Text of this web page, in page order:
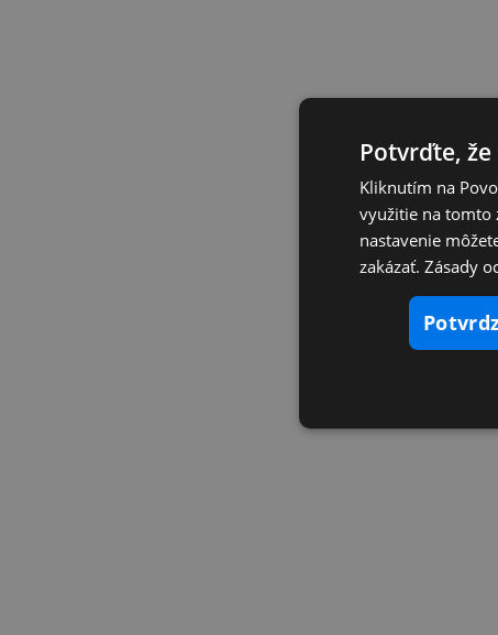
Potvrďte,
Kliknutím na
využitie na tomto
nastavenie
zakázať. Zásady